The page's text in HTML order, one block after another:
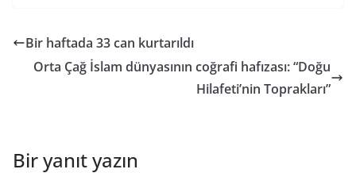
Bir haftada 33 can kurtarıldı
Orta Çağ İslam dünyasının coğrafi hafızası: “Doğu
Hilafeti’nin Toprakları”
Bir yanıt yazın